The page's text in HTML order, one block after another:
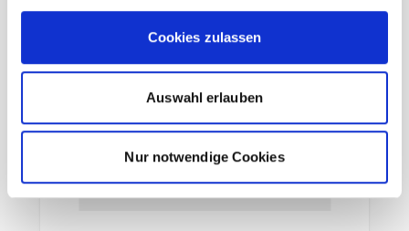
Cookies zulassen
Auswahl erlauben
Nur notwendige Cookies